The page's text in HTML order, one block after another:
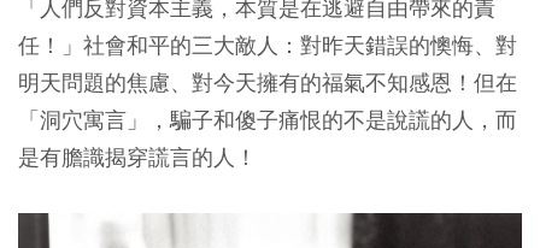
「人們反對資本主義，本質是在逃避自由帶來的責
任！」社會和平的三大敵人：對昨天錯誤的懊悔、對
明天問題的焦慮、對今天擁有的福氣不知感恩！但在
「洞穴寓言」，騙子和傻子痛恨的不是說謊的人，而
是有膽識揭穿謊言的人！